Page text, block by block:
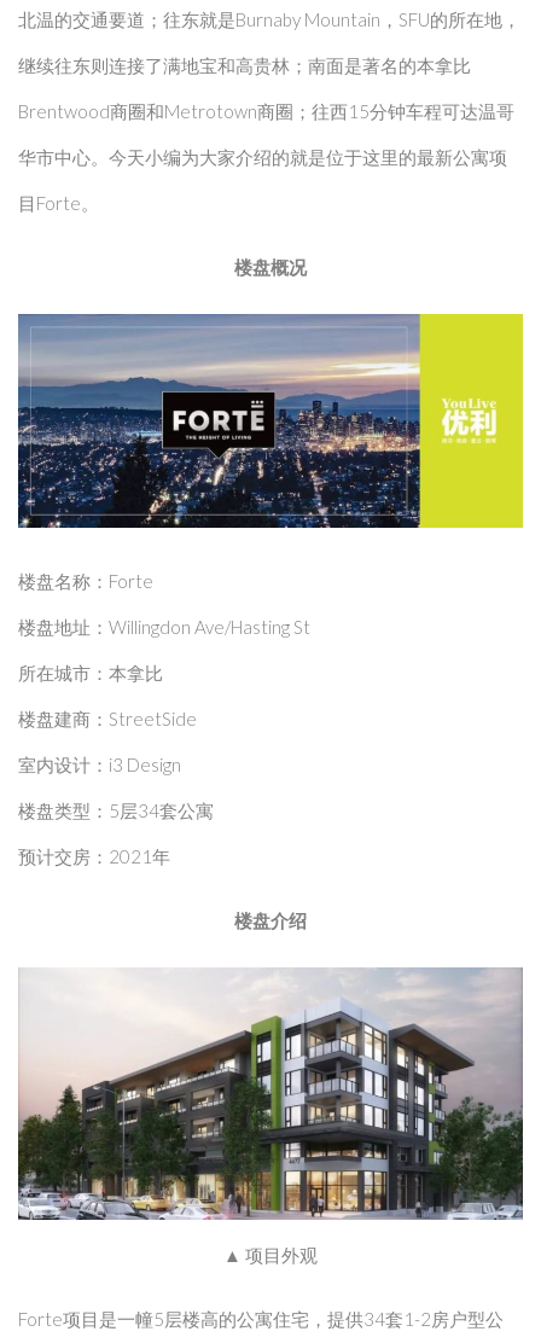
北温的交通要道；往东就是Burnaby Mountain，SFU的所在地，
继续往东则连接了满地宝和高贵林；南面是著名的本拿比
Brentwood商圈和Metrotown商圈；往西15分钟车程可达温哥
华市中心。今天小编为大家介绍的就是位于这里的最新公寓项
目Forte。
楼盘概况
楼盘名称：Forte
楼盘地址：Willingdon Ave/Hasting St
所在城市：本拿比
楼盘建商：StreetSide
室内设计：i3 Design
楼盘类型：5层34套公寓
预计交房：2021年
楼盘介绍
▲ 项目外观
Forte项目是一幢5层楼高的公寓住宅，提供34套1-2房户型公